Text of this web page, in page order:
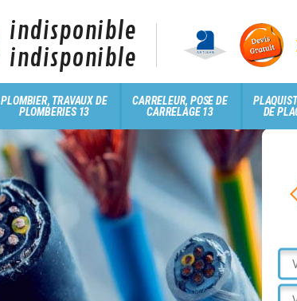
indisponible
indisponible
PLOMBIER, TRAVAUX DE
PLOMBERIES 13
CARRELEUR, POSE DE
CARRELAGE 13
DE